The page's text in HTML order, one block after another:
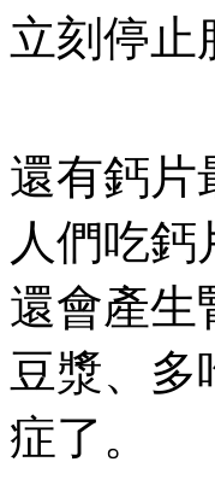
立刻停止
還有鈣片
人們吃
還會產生
豆漿、多
症了。